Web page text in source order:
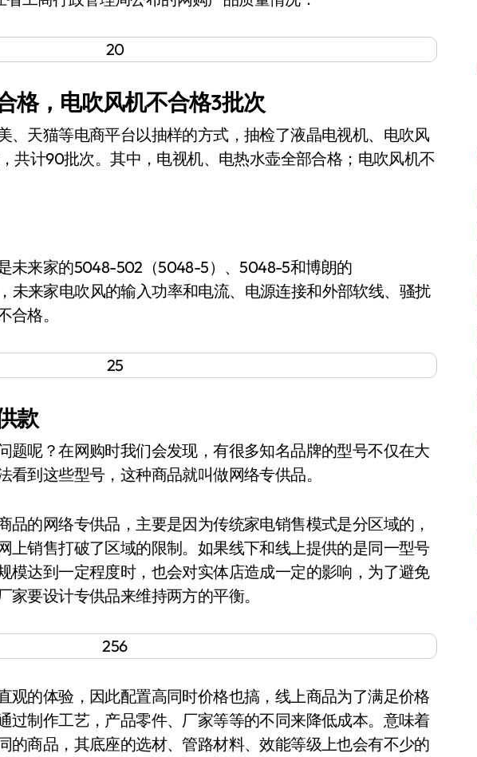
格，电吹风机不合格3批次
天猫等电商平台以抽样的方式，抽检了液晶电视机、电吹风
共计90批次。其中，电视机、电热水壶全部合格；电吹风机不
来家的5048-502（5048-5）、5048-5和博朗的
未来家电吹风的输入功率和电流、电源连接和外部软线、骚扰
格。
款
呢？在网购时我们会发现，有很多知名品牌的型号不仅在大
到这些型号，这种商品就叫做网络专供品。
的网络专供品，主要是因为传统家电销售模式是分区域的，
上销售打破了区域的限制。如果线下和线上提供的是同一型号
模达到一定程度时，也会对实体店造成一定的影响，为了避免
要设计专供品来维持两方的平衡。
的体验，因此配置高同时价格也搞，线上商品为了满足价格
过制作工艺，产品零件、厂家等等的不同来降低成本。意味着
的商品，其底座的选材、管路材料、效能等级上也会有不少的